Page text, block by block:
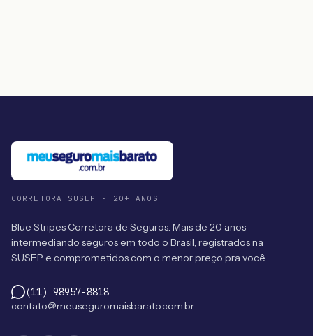
CORRETORA SUSEP · 20+ ANOS
Blue Stripes Corretora de Seguros. Mais de 20 anos
intermediando seguros em todo o Brasil, registrados na
SUSEP e comprometidos com o menor preço pra você.
(11) 98957-8818
contato@meuseguromaisbarato.com.br